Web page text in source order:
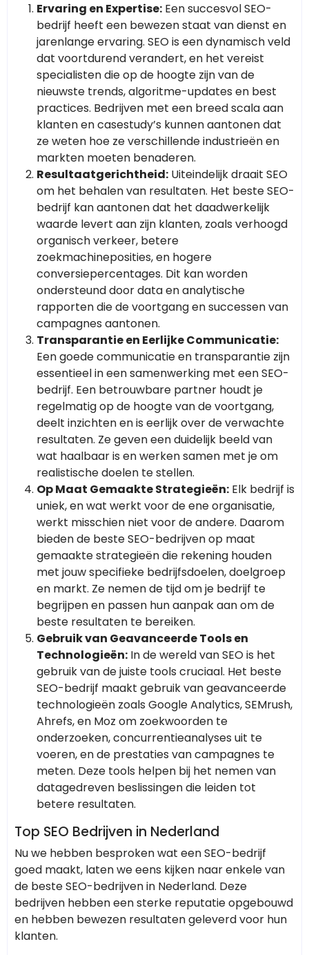
Ervaring en Expertise: Een succesvol SEO-
bedrijf heeft een bewezen staat van dienst en
jarenlange ervaring. SEO is een dynamisch veld
dat voortdurend verandert, en het vereist
specialisten die op de hoogte zijn van de
nieuwste trends, algoritme-updates en best
practices. Bedrijven met een breed scala aan
klanten en casestudy’s kunnen aantonen dat
ze weten hoe ze verschillende industrieën en
markten moeten benaderen.
Resultaatgerichtheid: Uiteindelijk draait SEO
om het behalen van resultaten. Het beste SEO-
bedrijf kan aantonen dat het daadwerkelijk
waarde levert aan zijn klanten, zoals verhoogd
organisch verkeer, betere
zoekmachineposities, en hogere
conversiepercentages. Dit kan worden
ondersteund door data en analytische
rapporten die de voortgang en successen van
campagnes aantonen.
Transparantie en Eerlijke Communicatie:
Een goede communicatie en transparantie zijn
essentieel in een samenwerking met een SEO-
bedrijf. Een betrouwbare partner houdt je
regelmatig op de hoogte van de voortgang,
deelt inzichten en is eerlijk over de verwachte
resultaten. Ze geven een duidelijk beeld van
wat haalbaar is en werken samen met je om
realistische doelen te stellen.
Op Maat Gemaakte Strategieën: Elk bedrijf is
uniek, en wat werkt voor de ene organisatie,
werkt misschien niet voor de andere. Daarom
bieden de beste SEO-bedrijven op maat
gemaakte strategieën die rekening houden
met jouw specifieke bedrijfsdoelen, doelgroep
en markt. Ze nemen de tijd om je bedrijf te
begrijpen en passen hun aanpak aan om de
beste resultaten te bereiken.
Gebruik van Geavanceerde Tools en
Technologieën: In de wereld van SEO is het
gebruik van de juiste tools cruciaal. Het beste
SEO-bedrijf maakt gebruik van geavanceerde
technologieën zoals Google Analytics, SEMrush,
Ahrefs, en Moz om zoekwoorden te
onderzoeken, concurrentieanalyses uit te
voeren, en de prestaties van campagnes te
meten. Deze tools helpen bij het nemen van
datagedreven beslissingen die leiden tot
betere resultaten.
Top SEO Bedrijven in Nederland
Nu we hebben besproken wat een SEO-bedrijf
goed maakt, laten we eens kijken naar enkele van
de beste SEO-bedrijven in Nederland. Deze
bedrijven hebben een sterke reputatie opgebouwd
en hebben bewezen resultaten geleverd voor hun
klanten.